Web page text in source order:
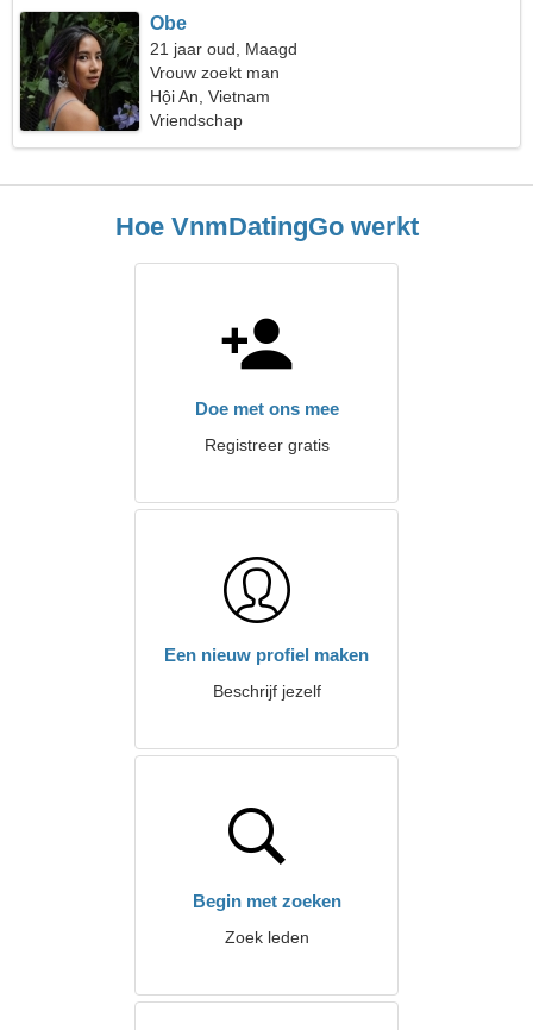
Obe
21 jaar oud, Maagd
Vrouw zoekt man
Hội An, Vietnam
Vriendschap
Hoe VnmDatingGo werkt
Doe met ons mee
Registreer gratis
Een nieuw profiel maken
Beschrijf jezelf
Begin met zoeken
Zoek leden